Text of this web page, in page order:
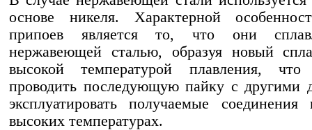
основе никеля. Характерной
припоев является то, что они
нержавеющей сталью, образуя новый
высокой температурой плавления, что
проводить последующую пайку с другими
эксплуатировать получаемые
высоких температурах.